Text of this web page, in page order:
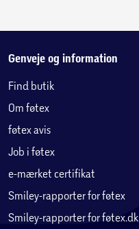
Genveje og information
Find butik
Om føtex
føtex avis
Job i føtex
e-mærket certifikat
Smiley-rapporter for føtex
Smiley-rapporter for føtex.dk